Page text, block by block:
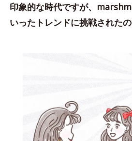
印象的な時代ですが、
いったトレンドに挑戦された